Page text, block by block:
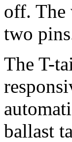
off. The
two
The T-
ballast